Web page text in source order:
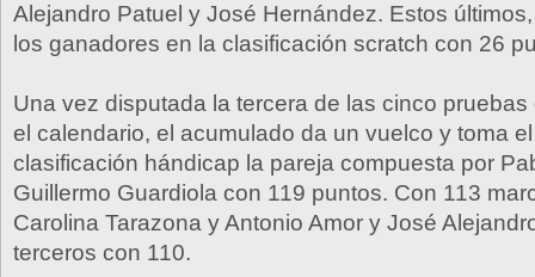
Alejandro Patuel y José Hernández. Estos
los ganadores en la clasificación scratch con 26
Una vez disputada la tercera de las cinco
el calendario, el acumulado da un vuelco y toma
clasificación hándicap la pareja compuesta por
Guillermo Guardiola con 119 puntos. Con 113
Carolina Tarazona y Antonio Amor y José
terceros con 110.